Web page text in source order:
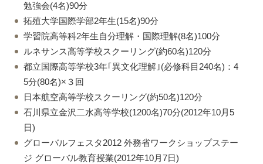
勉強会(4名)90分
拓殖大学国際学部2年生(15名)90分
学習院高等科2年生自分理解・国際理解(8名)100分
ルネサンス高等学校スクーリング(約60名)120分
都立国際高等学校3年｢異文化理解｣(必修科目240名)：4
5分(80名)×３回
日本航空高等学校スクーリング(約50名)120分
石川県立金沢二水高等学校(1200名)70分(2012年10月5
日)
グローバルフェスタ2012 外務省ワークショップステー
ジ グローバル教育授業(2012年10月7日)